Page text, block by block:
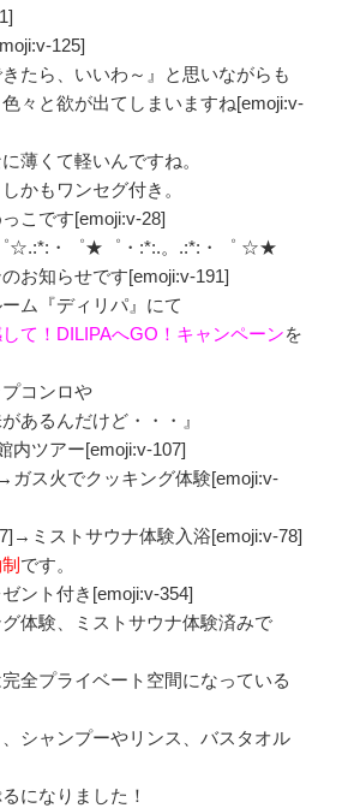
125]
きたら、いいわ～』と思いながらも
々と欲が出てしまいますね[emoji:v-
薄くて軽いんですね。
かもワンセグ付き。
こです[emoji:v-28]
☆.:*:・゜★゜・:*:.。.:*:・゜ ☆★
お知らせです[emoji:v-191]
ム『ディリパ』にて
て！DILIPAへGO！キャンペーンを
プコンロや
あるんだけど・・・』
内ツアー[emoji:v-107]
ガス火でクッキング体験[emoji:v-
ミストサウナ体験入浴[emoji:v-78]
です。
ント付き[emoji:v-354]
体験、ミストサウナ体験済みで
全プライベート空間になっている
シャンプーやリンス、バスタオル
になりました！